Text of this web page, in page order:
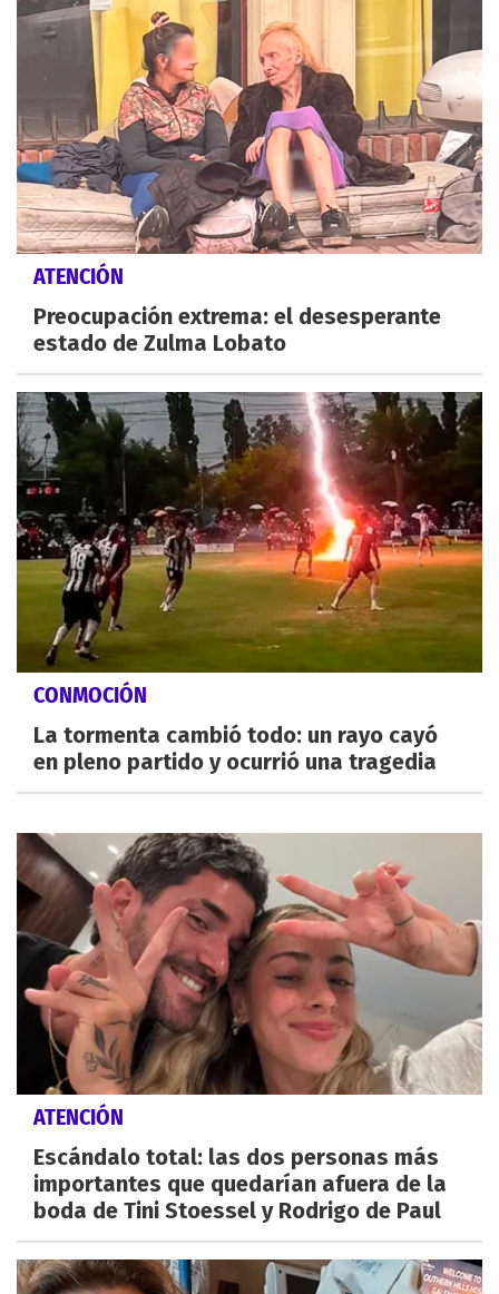
ATENCIÓN
Preocupación extrema: el desesperante
estado de Zulma Lobato
CONMOCIÓN
La tormenta cambió todo: un rayo cayó
en pleno partido y ocurrió una tragedia
ATENCIÓN
Escándalo total: las dos personas más
importantes que quedarían afuera de la
boda de Tini Stoessel y Rodrigo de Paul